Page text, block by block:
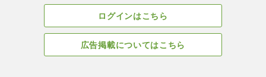
ログインはこちら
広告掲載についてはこちら